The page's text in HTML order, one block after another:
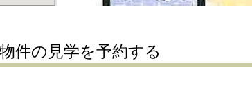
件の見学を予約する